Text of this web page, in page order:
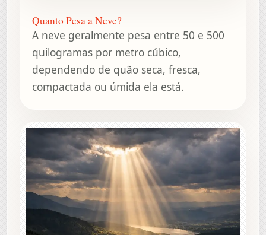
Quanto Pesa a Neve?
A neve geralmente pesa entre 50 e 500
quilogramas por metro cúbico,
dependendo de quão seca, fresca,
compactada ou úmida ela está.